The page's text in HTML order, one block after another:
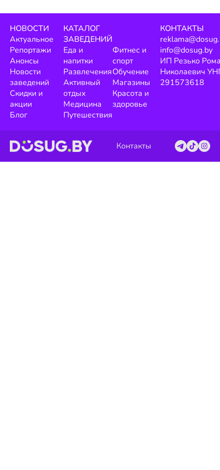
НОВОСТИ
Актуальное
Репортажи
Анонсы
Новости
заведений
Скидки и
акции
Блог
КАТАЛОГ
ЗАВЕДЕНИЙ
Еда и
напитки
Развлечения
Активный
отдых
Медицина
Путешествия
Фитнес и
спорт
Обучение
Магазины
Красота и
здоровье
КОНТАКТЫ
info@dosug.by
ИП Резько
Николаевич
291573618
Контакты